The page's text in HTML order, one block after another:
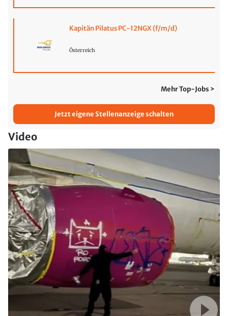
Kapitän Pilatus PC-12NGX (f/m/d)
Österreich
Mehr Top-Jobs >
Jetzt eigene Stellenanzeige schalten
Video